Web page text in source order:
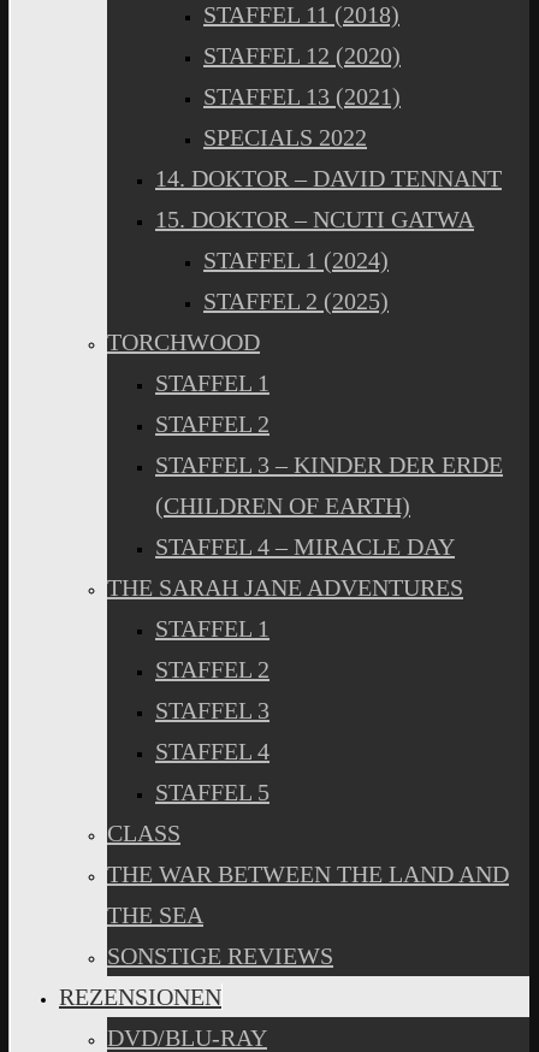
STAFFEL 11 (2018)
STAFFEL 12 (2020)
STAFFEL 13 (2021)
SPECIALS 2022
14. DOKTOR – DAVID TENNANT
15. DOKTOR – NCUTI GATWA
STAFFEL 1 (2024)
STAFFEL 2 (2025)
TORCHWOOD
STAFFEL 1
STAFFEL 2
STAFFEL 3 – KINDER DER ERDE
(CHILDREN OF EARTH)
STAFFEL 4 – MIRACLE DAY
THE SARAH JANE ADVENTURES
STAFFEL 1
STAFFEL 2
STAFFEL 3
STAFFEL 4
STAFFEL 5
CLASS
THE WAR BETWEEN THE LAND AND
THE SEA
SONSTIGE REVIEWS
REZENSIONEN
DVD/BLU-RAY